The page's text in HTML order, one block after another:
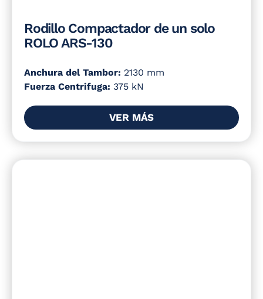
Rodillo Compactador de un solo
ROLO ARS-130
Anchura del Tambor: 2130 mm
Fuerza Centrifuga: 375 kN
VER MÁS